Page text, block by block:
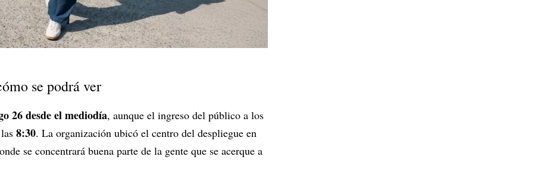
se podrá ver
26 desde el mediodía, aunque el ingreso del público a los
8:30. La organización ubicó el centro del despliegue en
se concentrará buena parte de la gente que se acerque a